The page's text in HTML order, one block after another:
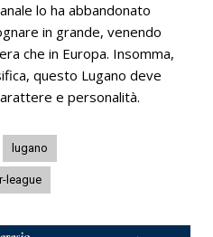
lo ha abbandonato
in grande, venendo
che in Europa. Insomma,
questo Lugano deve
e personalità.
lugano
league